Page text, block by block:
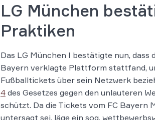
LG München
Praktiken
Das LG München I bestätigte nun, dass
Bayern verklagte Plattform stattfand,
Fußballtickets über sein Netzwerk
4 des Gesetzes gegen den unlauteren
schützt. Da die Tickets vom FC Bayern
untersagt sei, läge ein sog.